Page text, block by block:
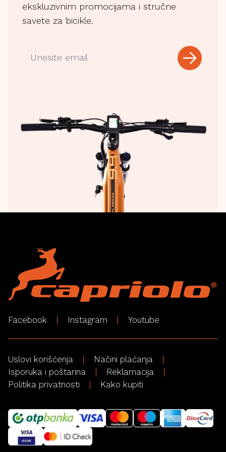
ekskluzivnim promocijama i stručne
savete za bicikle.
Facebook Instagram Youtube
Uslovi korišćenja
Načini plaćanja
Isporuka i poštarina
Reklamacija
Politika privatnosti
Kako kupiti